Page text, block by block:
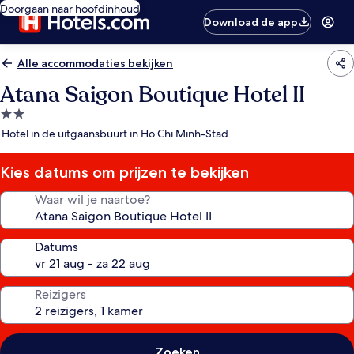
Doorgaan naar hoofdinhoud
Download de app
Alle accommodaties bekijken
Atana Saigon Boutique Hotel II
2.0-
sterrenaccommodatie
Hotel in de uitgaansbuurt in Ho Chi Minh-Stad
Kies datums om prijzen te bekijken
Waar wil je naartoe?
Datums
Reizigers